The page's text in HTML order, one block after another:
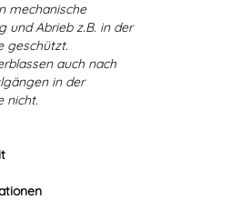
mechanische
und Abrieb z.B. in der
geschützt.
auch nach
in der
nicht.